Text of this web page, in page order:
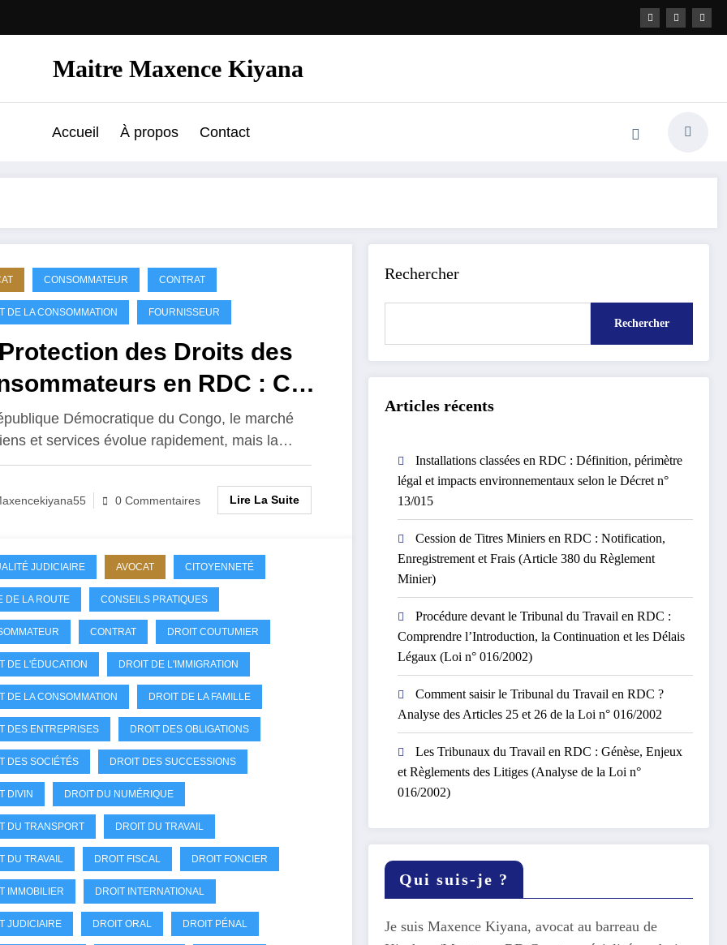
Maitre Maxence Kiyana
Accueil À propos Contact
CONSOMMATEUR CONTRAT
DE LA CONSOMMATION FOURNISSEUR
des Droits des
en RDC : Ce
dit la LoiDémocratique du Congo, le marché
et services évolue rapidement, mais la…
0 Commentaires Lire La Suite
JUDICIAIRE AVOCAT CITOYENNETÉ
DE LA ROUTE CONSEILS PRATIQUES
CONTRAT DROIT COUTUMIER
DE L'ÉDUCATION DROIT DE L'IMMIGRATION
DE LA CONSOMMATION DROIT DE LA FAMILLE
DES ENTREPRISES DROIT DES OBLIGATIONS
DES SOCIÉTÉS DROIT DES SUCCESSIONS
DIVIN DROIT DU NUMÉRIQUE
DU TRANSPORT DROIT DU TRAVAIL
DU TRAVAIL DROIT FISCAL DROIT FONCIER
IMMOBILIER DROIT INTERNATIONAL
JUDICIAIRE DROIT ORAL DROIT PÉNAL
Rechercher
Rechercher
Articles récents
Installations classées en RDC : Définition, périmètre
légal et impacts environnementaux selon le Décret n°
13/015
Cession de Titres Miniers en RDC : Notification,
Enregistrement et Frais (Article 380 du Règlement
Minier)
Procédure devant le Tribunal du Travail en RDC :
Comprendre l’Introduction, la Continuation et les Délais
Légaux (Loi n° 016/2002)
Comment saisir le Tribunal du Travail en RDC ?
Analyse des Articles 25 et 26 de la Loi n° 016/2002
Les Tribunaux du Travail en RDC : Génèse, Enjeux
et Règlements des Litiges (Analyse de la Loi n°
016/2002)
Qui suis-je ?
Je suis Maxence Kiyana, avocat au barreau de